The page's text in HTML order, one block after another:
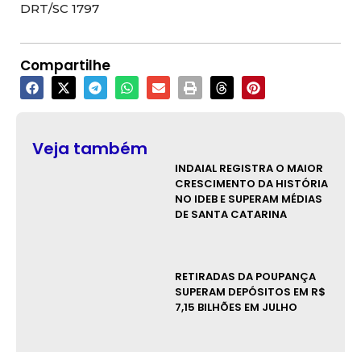
DRT/SC 1797
Compartilhe
Veja também
INDAIAL REGISTRA O MAIOR
CRESCIMENTO DA HISTÓRIA
NO IDEB E SUPERAM MÉDIAS
DE SANTA CATARINA
RETIRADAS DA POUPANÇA
SUPERAM DEPÓSITOS EM R$
7,15 BILHÕES EM JULHO